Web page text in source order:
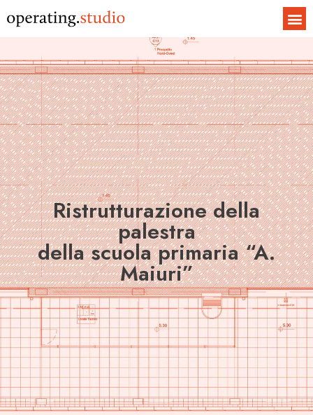
Ristrutturazione della
palestra
della scuola primaria “A.
Maiuri”